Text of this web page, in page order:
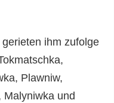
ihm zufolge
Plawniw,
Malyniwka und